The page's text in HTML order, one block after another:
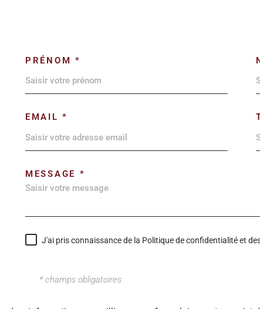
PRÉNOM *
EMAIL *
MESSAGE *
J'ai pris connaissance de la Politique de confidentialité et
* champs obligatoires